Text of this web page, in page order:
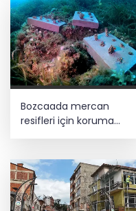
Bozcaada mercan
resifleri için koruma
alındı